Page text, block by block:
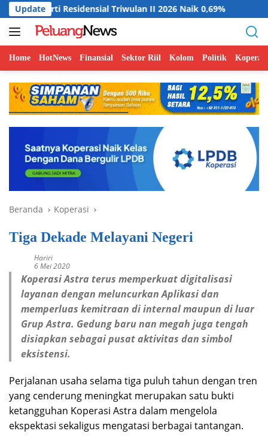
Langsung
ke
konten
UpdateTriwulan II 2026 Naik 0,69% Indonesia Dorong
Home HotNews Finansial Sektor Riil Kolom Politik Koperasi
Beranda Koperasi
Tiga Dekade Melayani Negeri
Hariri
6 Mei 2020
Koperasi Astra terus memperkuat digitalisasi
layanan dengan meluncurkan Aplikasi dan
memperluas kemitraan di internal maupun di luar
Grup Astra. Gedung baru nan megah juga tengah
disiapkan sebagai pusat aktivitas dan simbol
eksistensi.
Perjalanan usaha selama tiga puluh tahun dengan tren
yang cenderung meningkat merupakan satu bukti
ketangguhan Koperasi Astra dalam mengelola
ekspektasi sekaligus mengatasi berbagai tantangan.